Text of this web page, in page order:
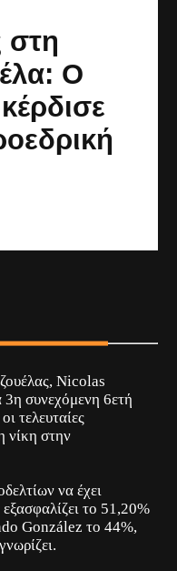
στη
Ο
Nicolas
συνεχόμενη 6ετή
τελευταίες
νίκη στην
να έχει
το 51,20%
González το 44%,